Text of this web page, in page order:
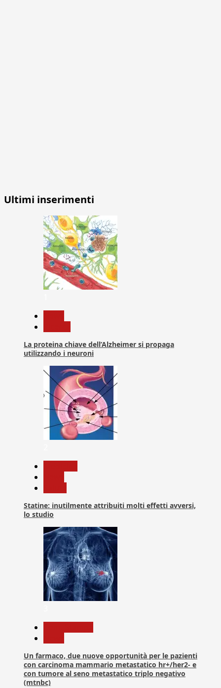
Ultimi inserimenti
La proteina chiave dell’Alzheimer si propaga
utilizzando i neuroni
Statine: inutilmente attribuiti molti effetti avversi,
lo studio
Un farmaco, due nuove opportunità per le pazienti
con carcinoma mammario metastatico hr+/her2- e
con tumore al seno metastatico triplo negativo
(mtnbc)